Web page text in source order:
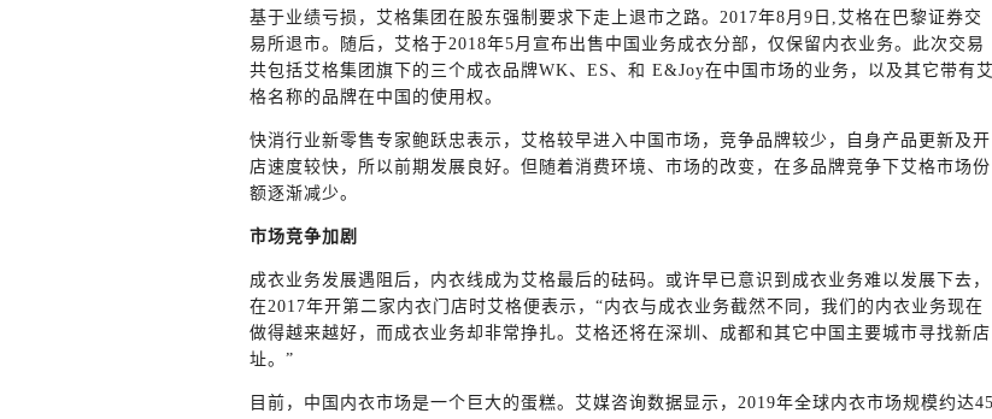
基于业绩亏损，艾格集团在股东强制要求下走上退市之路。2017年8月9日,艾格在巴黎证券交
易所退市。随后，艾格于2018年5月宣布出售中国业务成衣分部，仅保留内衣业务。此次交易
共包括艾格集团旗下的三个成衣品牌WK、ES、和 E&Joy在中国市场的业务，以及其它带有艾
格名称的品牌在中国的使用权。
快消行业新零售专家鲍跃忠表示，艾格较早进入中国市场，竞争品牌较少，自身产品更新及开
店速度较快，所以前期发展良好。但随着消费环境、市场的改变，在多品牌竞争下艾格市场份
额逐渐减少。
市场竞争加剧
成衣业务发展遇阻后，内衣线成为艾格最后的砝码。或许早已意识到成衣业务难以发展下去，
在2017年开第二家内衣门店时艾格便表示，“内衣与成衣业务截然不同，我们的内衣业务现在
做得越来越好，而成衣业务却非常挣扎。艾格还将在深圳、成都和其它中国主要城市寻找新店
址。”
目前，中国内衣市场是一个巨大的蛋糕。艾媒咨询数据显示，2019年全球内衣市场规模约达45